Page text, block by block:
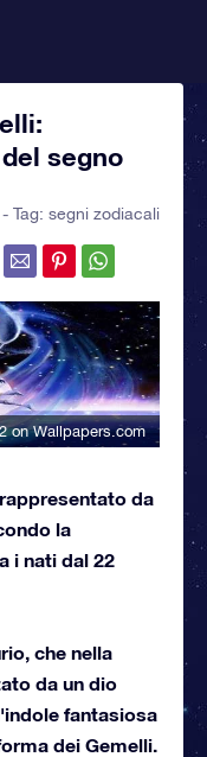
segno
Tag: segni zodiacali
on Wallpapers.com
da
la
i nati dal 22
che nella
da un dio
fantasiosa
dei Gemelli.